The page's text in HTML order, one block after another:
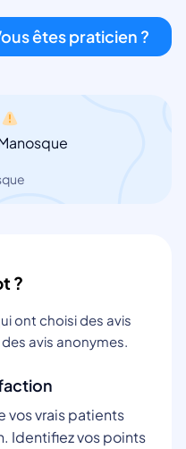
êtes praticien ?
?
ont choisi des avis
avis anonymes.
vos vrais patients
Identifiez vos points